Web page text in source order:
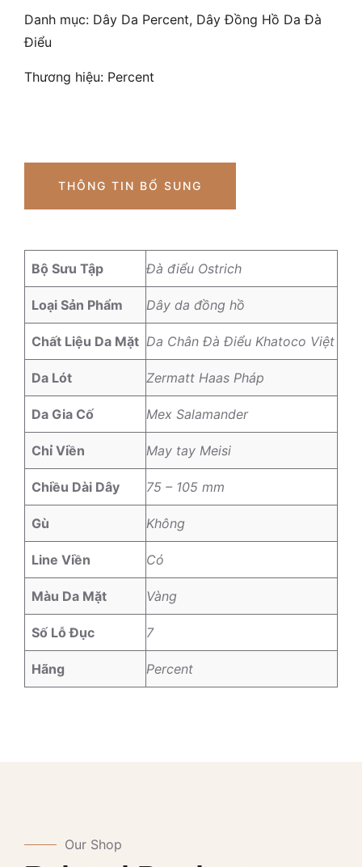
Danh mục: Dây Da Percent, Dây Đồng Hồ Da Đà
Điểu
Thương hiệu: Percent
THÔNG TIN BỔ SUNG
Bộ Sưu Tập Đà điểu Ostrich
Loại Sản Phẩm Dây da đồng hồ
Chất Liệu Da Mặt Da Chân Đà Điểu Khatoco Việt
Da Lót Zermatt Haas Pháp
Da Gia Cố Mex Salamander
Chỉ Viền May tay Meisi
Chiều Dài Dây 75 – 105 mm
Gù Không
Line Viền Có
Màu Da Mặt Vàng
Số Lỗ Đục 7
Hãng Percent
Our Shop